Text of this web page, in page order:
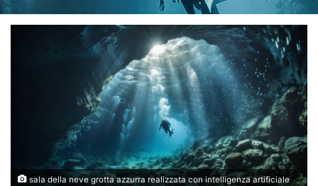
sala della neve grotta azzurra realizzata con intelligenza artificiale